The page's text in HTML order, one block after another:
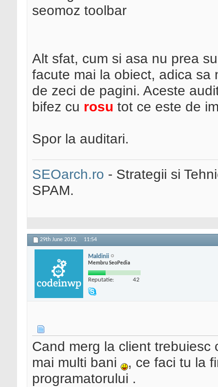
seomoz toolbar
Alt sfat, cum si asa nu prea
facute mai la obiect, adica
de zeci de pagini. Aceste
bifez cu rosu tot ce este de
Spor la auditari.
SEOarch.ro - Strategii si
SPAM.
29th June 2012, 11:54
Maldinii
Membru SeoPedia
Reputatie: 42
Cand merg la client
mai multi bani
, ce faci tu la
programatorului .